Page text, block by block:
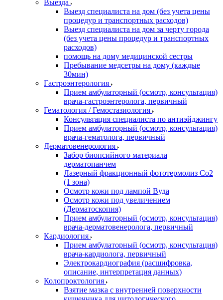
Выезда
Выезд специалиста на дом (без учета цены
процедур и транспортных расходов)
Выезд специалиста на дом за черту города
(без учета цены процедур и транспортных
расходов)
помощь на дому медицинской сестры
Пребывание медсетры на дому (каждые
30мин)
Гастроэнтерология
Прием амбулаторный (осмотр, консультация)
врача-гастроэнтеролога, первичный
Гематология / Гемостазиология
Консультация специалиста по антиэйджингу
Прием амбулаторный (осмотр, консультация)
врача-гематолога, первичный
Дерматовенерология
Забор биопсийного материала
дерматопанчем
Лазерный фракционный фототермолиз Со2
(1 зона)
Осмотр кожи под лампой Вуда
Осмотр кожи под увеличением
(Дерматоскопия)
Прием амбулаторный (осмотр, консультация)
врача-дерматовенеролога, первичный
Кардиология
Прием амбулаторный (осмотр, консультация)
врача-кардиолога, первичный
Электрокардиография (расшифровка,
описание, интерпретация данных)
Колопроктология
Взятие мазка с внутренней поверхности